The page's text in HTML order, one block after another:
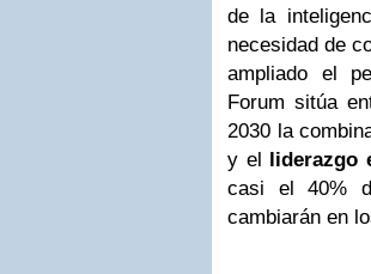
de la
necesidad de
ampliado el
Forum sitúa
2030 la
y el liderazgo
casi el 40%
cambiarán en